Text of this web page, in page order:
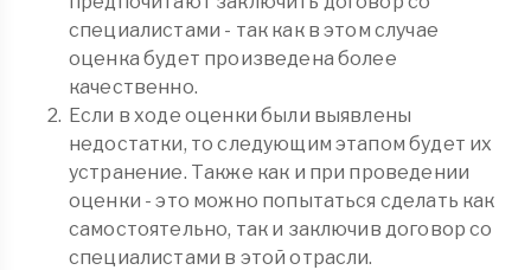
специалистами - так как в этом случае
оценка будет произведена более
качественно.
Если в ходе оценки были выявлены
недостатки, то следующим этапом будет их
устранение. Также как и при проведении
оценки - это можно попытаться сделать как
самостоятельно, так и заключив договор со
специалистами в этой отрасли.